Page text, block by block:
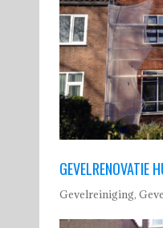
GEVELRENOVATIE
Gevelreiniging,